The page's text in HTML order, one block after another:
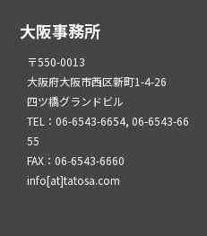
大阪事務所
〒550-0013
大阪府大阪市西区新町1-4-26
四ツ橋グランドビル
TEL：06-6543-6654, 06-6543-66
55
FAX：06-6543-6660
info[at]tatosa.com